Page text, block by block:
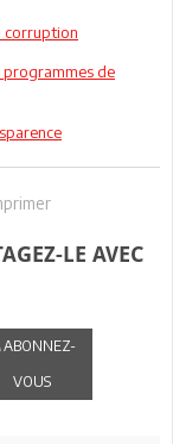
corruption
de
LE AVEC
ABONNEZ-
VOUS